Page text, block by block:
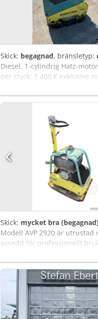
Skick: begagnad, bränsletyp:
Diesel, 1-cylindrig Hatz-
per styck: 3 400 € exklusive
Skick: mycket bra
Modell AVP 2920 är
avsedd för professionellt
bärlager och asfalt.
normala bruksspår. Teknisk
Motor: HATZ Diesel •
Tyskland
komprimering av jord och
motorn är en hållbar och